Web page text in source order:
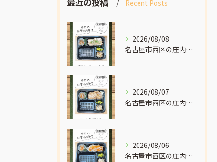
Recent Posts
2026/08/08
名古屋市西区の庄内通でオレンジ色の看板が目印のおべんとうオリ...
2026/08/07
名古屋市西区の庄内通でオレンジ色の看板が目印のおべんとうオリ...
2026/08/06
名古屋市西区の庄内通でオレンジ色の看板が目印のおべんとうオリ...